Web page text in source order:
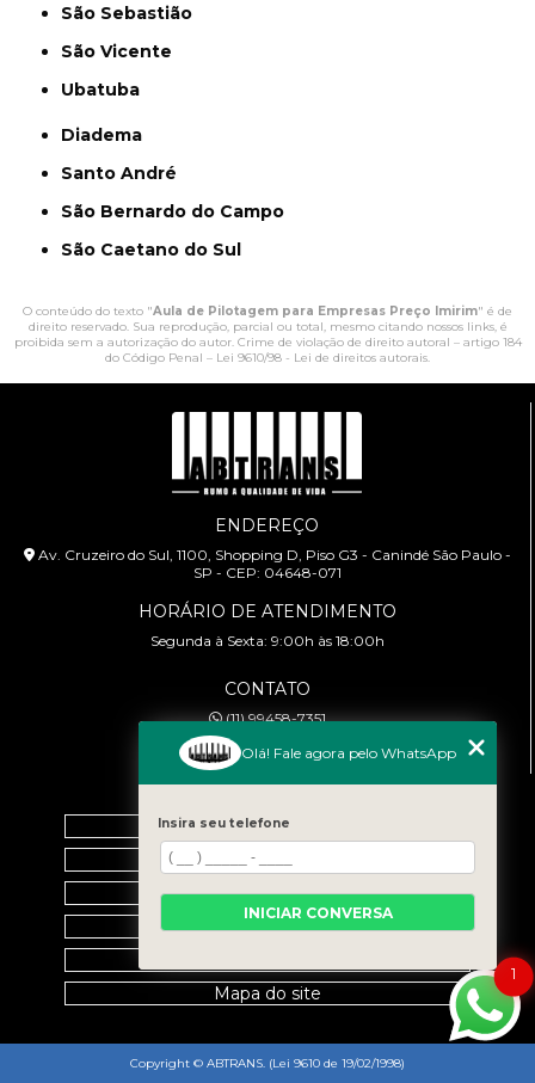
São Sebastião
São Vicente
Ubatuba
Diadema
Santo André
São Bernardo do Campo
São Caetano do Sul
O conteúdo do texto "Aula de Pilotagem para Empresas Preço Imirim" é de
direito reservado. Sua reprodução, parcial ou total, mesmo citando nossos links, é
proibida sem a autorização do autor. Crime de violação de direito autoral – artigo 184
do Código Penal – Lei 9610/98 - Lei de direitos autorais.
ENDEREÇO
Av. Cruzeiro do Sul, 1100, Shopping D, Piso G3 - Canindé São Paulo -
SP - CEP: 04648-071
HORÁRIO DE ATENDIMENTO
Segunda à Sexta: 9:00h às 18:00h
CONTATO
(11) 99458-7351
cursoabtrans@gmail.com
Home
Empresa
Galeria
Contato
Mapa do site
Copyright © ABTRANS. (Lei 9610 de 19/02/1998)
1
Olá! Fale agora pelo WhatsApp
Insira seu telefone
INICIAR CONVERSA